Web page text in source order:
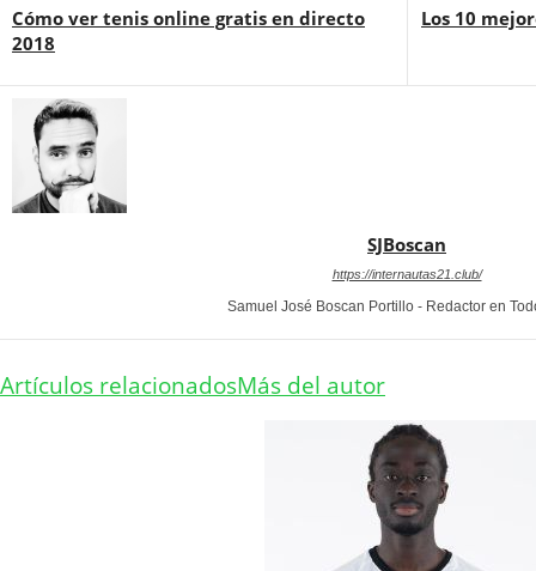
Cómo ver tenis online gratis en directo
2018
Los 10
SJBoscan
https://internautas21.club/
Samuel José Boscan Portillo - Redactor en
Artículos relacionadosMás del autor